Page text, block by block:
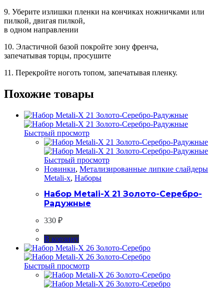
9. Уберите излишки пленки на кончиках ножничками или
пилкой, двигая пилкой,
в одном направлении
10. Эластичной базой покройте зону френча,
запечатывая торцы, просушите
11. Перекройте ноготь топом, запечатывая пленку.
Похожие товары
Быстрый просмотр
Быстрый просмотр
Новинки, Метализированные липкие слайдеры
Metali-x, Наборы
Набор Metali-X 21 Золото-Серебро-
Радужные
330 ₽
В корзину
Быстрый просмотр